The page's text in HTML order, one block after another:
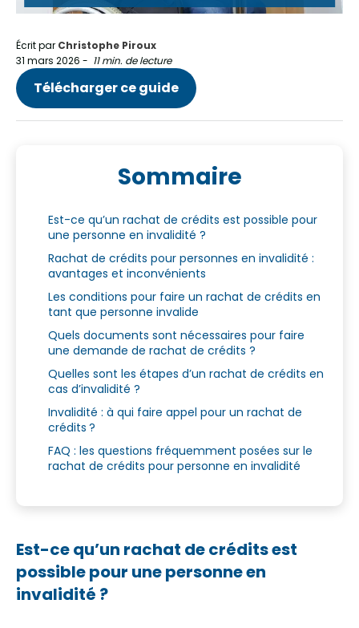
Écrit par Christophe Piroux
31 mars 2026 - 11 min. de lecture
Télécharger ce guide
Sommaire
Est-ce qu’un rachat de crédits est possible pour
une personne en invalidité ?
Rachat de crédits pour personnes en invalidité :
avantages et inconvénients
Les conditions pour faire un rachat de crédits en
tant que personne invalide
Quels documents sont nécessaires pour faire
une demande de rachat de crédits ?
Quelles sont les étapes d’un rachat de crédits en
cas d’invalidité ?
Invalidité : à qui faire appel pour un rachat de
crédits ?
FAQ : les questions fréquemment posées sur le
rachat de crédits pour personne en invalidité
Est-ce qu’un rachat de crédits est
possible pour une personne en
invalidité ?